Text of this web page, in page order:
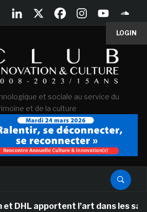
LOGIN
et sociale au service du
et de la culture
apportent l’art dans les salles